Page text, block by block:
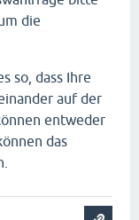
die
so, dass Ihre
auf der
entweder
das